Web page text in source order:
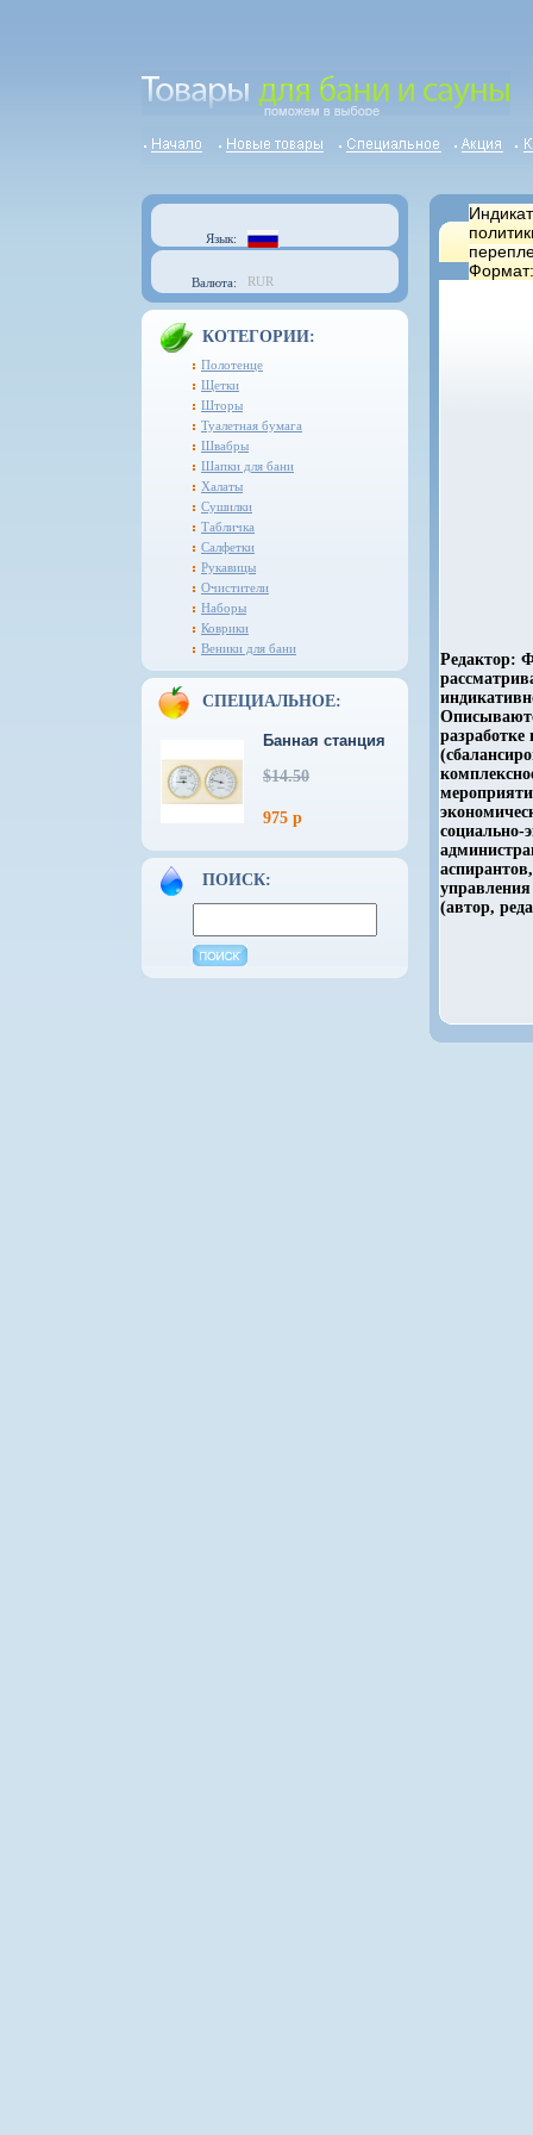
Язык:
Валюта: RUR
КОТЕГОРИИ:
Полотенце
Щетки
Шторы
Туалетная бумага
Швабры
Шапки для бани
Халаты
Сушилки
Табличка
Салфетки
Рукавицы
Очистители
Наборы
Коврики
Веники для бани
СПЕЦИАЛЬНОЕ:
Банная станция
$14.50
975 р
ПОИСК:
Редактор:
социально-
(автор,